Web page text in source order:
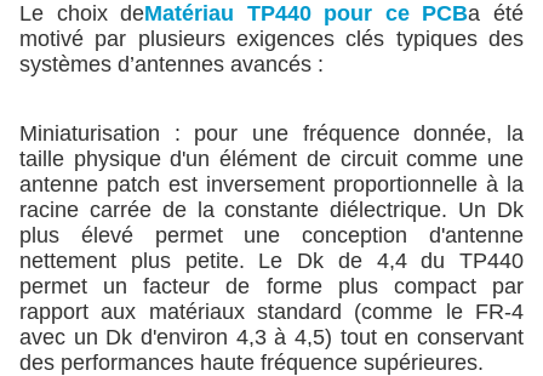
Le choix deMatériau TP440 pour ce PCBa été
motivé par plusieurs exigences clés typiques des
systèmes d’antennes avancés :
Miniaturisation : pour une fréquence donnée, la
taille physique d'un élément de circuit comme une
antenne patch est inversement proportionnelle à la
racine carrée de la constante diélectrique. Un Dk
plus élevé permet une conception d'antenne
nettement plus petite. Le Dk de 4,4 du TP440
permet un facteur de forme plus compact par
rapport aux matériaux standard (comme le FR-4
avec un Dk d'environ 4,3 à 4,5) tout en conservant
des performances haute fréquence supérieures.